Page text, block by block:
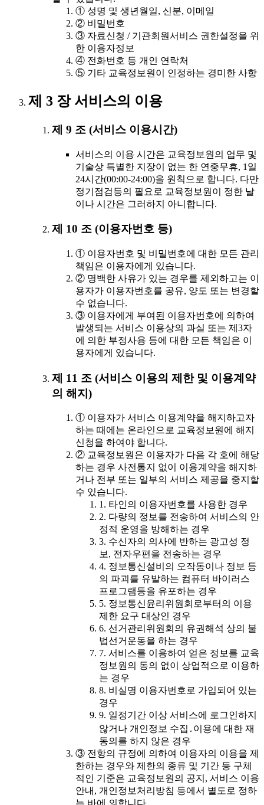
① 성명 및 생년월일, 신분, 이메일
② 비밀번호
③ 자료신청 / 기관회원서비스 권한설정을 위
한 이용자정보
④ 전화번호 등 개인 연락처
⑤ 기타 교육정보원이 인정하는 경미한 사항
제 3 장 서비스의 이용
제 9 조 (서비스 이용시간)
서비스의 이용 시간은 교육정보원의 업무 및
기술상 특별한 지장이 없는 한 연중무휴, 1일
24시간(00:00-24:00)을 원칙으로 합니다. 다만
정기점검등의 필요로 교육정보원이 정한 날
이나 시간은 그러하지 아니합니다.
제 10 조 (이용자번호 등)
① 이용자번호 및 비밀번호에 대한 모든 관리
책임은 이용자에게 있습니다.
② 명백한 사유가 있는 경우를 제외하고는 이
용자가 이용자번호를 공유, 양도 또는 변경할
수 없습니다.
③ 이용자에게 부여된 이용자번호에 의하여
발생되는 서비스 이용상의 과실 또는 제3자
에 의한 부정사용 등에 대한 모든 책임은 이
용자에게 있습니다.
제 11 조 (서비스 이용의 제한 및 이용계약
의 해지)
① 이용자가 서비스 이용계약을 해지하고자
하는 때에는 온라인으로 교육정보원에 해지
신청을 하여야 합니다.
② 교육정보원은 이용자가 다음 각 호에 해당
하는 경우 사전통지 없이 이용계약을 해지하
거나 전부 또는 일부의 서비스 제공을 중지할
수 있습니다.
1. 타인의 이용자번호를 사용한 경우
2. 다량의 정보를 전송하여 서비스의 안
정적 운영을 방해하는 경우
3. 수신자의 의사에 반하는 광고성 정
보, 전자우편을 전송하는 경우
4. 정보통신설비의 오작동이나 정보 등
의 파괴를 유발하는 컴퓨터 바이러스
프로그램등을 유포하는 경우
5. 정보통신윤리위원회로부터의 이용
제한 요구 대상인 경우
6. 선거관리위원회의 유권해석 상의 불
법선거운동을 하는 경우
7. 서비스를 이용하여 얻은 정보를 교육
정보원의 동의 없이 상업적으로 이용하
는 경우
8. 비실명 이용자번호로 가입되어 있는
경우
9. 일정기간 이상 서비스에 로그인하지
않거나 개인정보 수집․이용에 대한 재
동의를 하지 않은 경우
③ 전항의 규정에 의하여 이용자의 이용을 제
한하는 경우와 제한의 종류 및 기간 등 구체
적인 기준은 교육정보원의 공지, 서비스 이용
안내, 개인정보처리방침 등에서 별도로 정하